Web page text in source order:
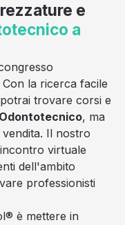
e
a
Con la ricerca facile
trovare corsi e
Odontotecnico, ma
Il nostro
virtuale
dell'ambito
professionisti
è mettere in